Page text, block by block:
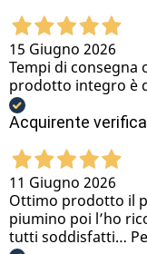
15 Giugno 2026
Tempi di
prodotto integro è
Acquirente
11 Giugno 2026
Ottimo prodotto il
piumino poi l’ho
tutti soddisfatti…